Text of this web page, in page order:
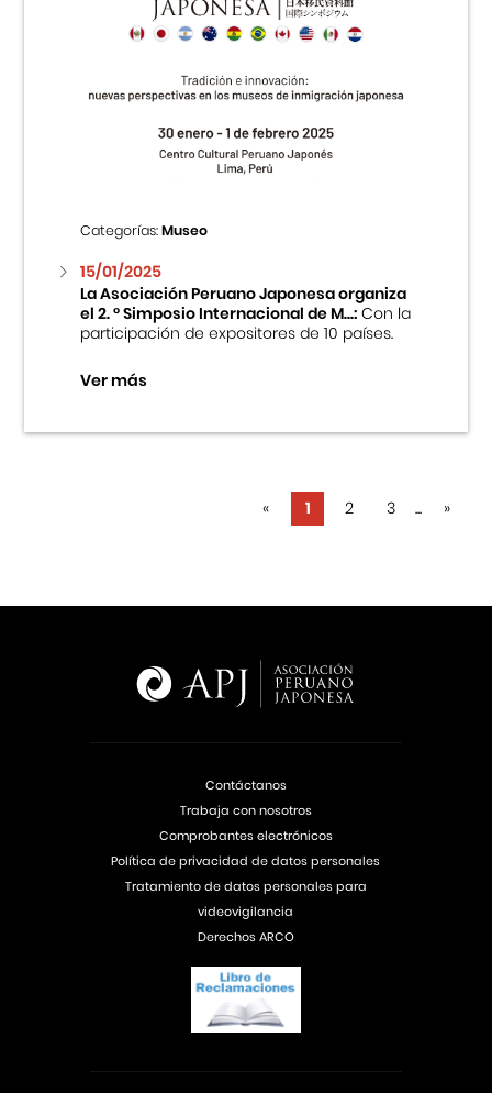
Categorías:Museo
15/01/2025
La Asociación Peruano Japonesa organiza
el 2. ° Simposio Internacional de M...:Con la
participación de expositores de 10 países.
Ver más
« 1 2 3 ... »
Contáctanos
Trabaja con nosotros
Comprobantes electrónicos
Política de privacidad de datos personales
Tratamiento de datos personales para
videovigilancia
Derechos ARCO